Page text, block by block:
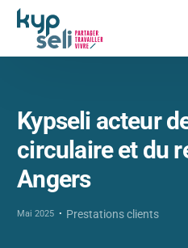
Kypseli acteur
circulaire et du
Angers
Mai 2025 Prestations clients